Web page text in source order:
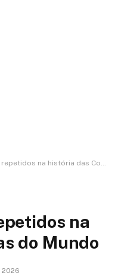
na história das Copas do Mundo
na
do Mundo
2026